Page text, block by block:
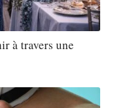
à travers une